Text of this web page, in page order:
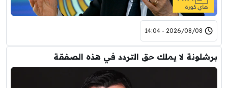
2026/08/08 - 14:04
برشلونة لا يملك حق التردد في هذه الصفقة